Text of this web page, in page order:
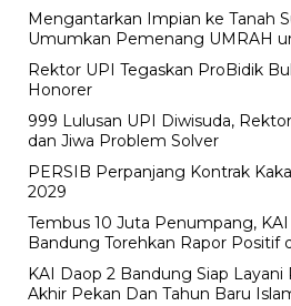
Mengantarkan Impian ke Tanah
Umumkan Pemenang UMRAH
Rektor UPI Tegaskan ProBidik
Honorer
999 Lulusan UPI Diwisuda,
dan Jiwa Problem Solver
PERSIB Perpanjang Kontrak
2029
Tembus 10 Juta Penumpang,
Bandung Torehkan Rapor Positif
KAI Daop 2 Bandung Siap
Akhir Pekan Dan Tahun Baru